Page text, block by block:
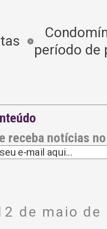
período de
receba notícias
de maio de